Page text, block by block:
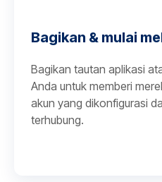
Bagikan & mulai
Bagikan tautan aplikasi
Anda untuk memberi
akun yang dikonfigurasi
terhubung.